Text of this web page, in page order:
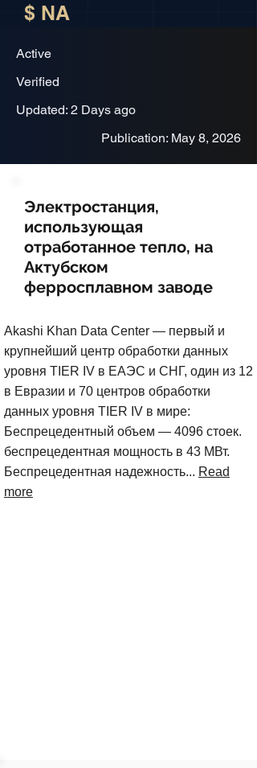
$ NA
Active
Verified
Updated: 2 Days ago
Publication: May 8, 2026
Электростанция,
использующая
отработанное тепло, на
Актубском
ферросплавном заводе
Akashi Khan Data Center — первый и
крупнейший центр обработки данных
уровня TIER IV в ЕАЭС и СНГ, один из 12
в Евразии и 70 центров обработки
данных уровня TIER IV в мире:
Беспрецедентный объем — 4096 стоек.
беспрецедентная мощность в 43 МВт.
Беспрецедентная надежность... Read
more